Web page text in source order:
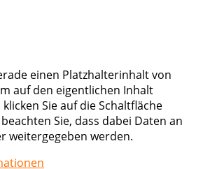
einen Platzhalterinhalt von
auf den eigentlichen Inhalt
Sie auf die Schaltfläche
Sie, dass dabei Daten an
weitergegeben werden.